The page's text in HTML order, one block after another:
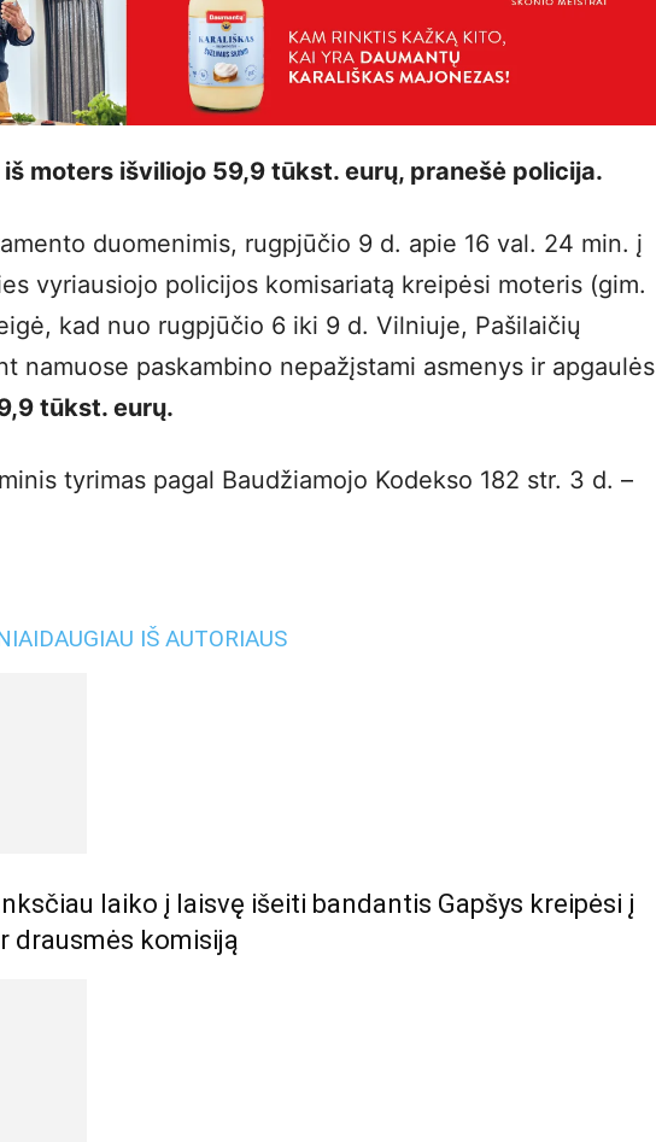
moters išviliojo 59,9 tūkst. eurų, pranešė policija.
duomenimis, rugpjūčio 9 d. apie 16 val. 24 min. į
vyriausiojo policijos komisariatą kreipėsi moteris (gim.
kad nuo rugpjūčio 6 iki 9 d. Vilniuje, Pašilaičių
namuose paskambino nepažįstami asmenys ir apgaulės
tūkst. eurų.
tyrimas pagal Baudžiamojo Kodekso 182 str. 3 d. –
DAUGIAU IŠ AUTORIAUS
laiko į laisvę išeiti bandantis Gapšys kreipėsi į
drausmės komisiją